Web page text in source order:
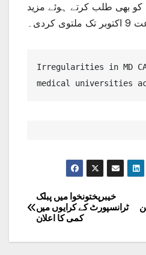
کو بھی طلب کرتے ہوئے مزید
کردی۔
Irregularities in MD
medical universities
Post
navigation
خیبرپختونخوا میں پبلک
ٹرانسپورٹ کے کرایوں میں
کمی کا اعلان